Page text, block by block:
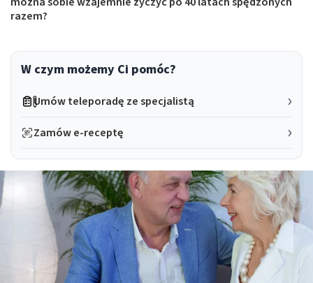
razem?
W czym możemy Ci pomóc?
Umów teleporadę ze specjalistą
Zamów e-receptę